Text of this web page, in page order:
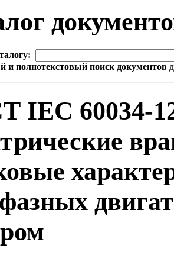
и полнотекстовый поиск документов
IEC 60034-